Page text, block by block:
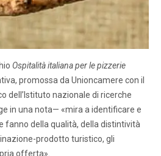
Ospitalità italiana per le pizzerie
promossa da Unioncamere con il
dell’Istituto nazionale di ricerche
in una nota— «mira a identificare e
fanno della qualità, della distintività
prodotto turistico, gli
offerta».